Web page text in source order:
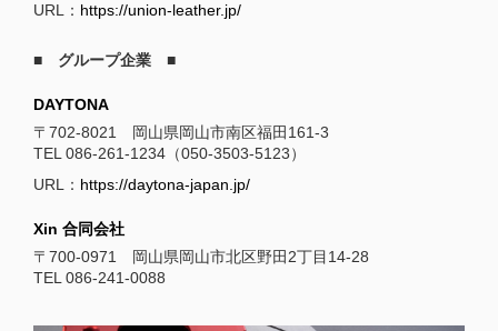
URL： https://union-leather.jp/
■ グループ企業 ■
DAYTONA
〒702-8021 岡山県岡山市南区福田161-3
TEL 086-261-1234（050-3503-5123）
URL： https://daytona-japan.jp/
Xin 合同会社
〒700-0971 岡山県岡山市北区野田2丁目14-28
TEL 086-241-0088